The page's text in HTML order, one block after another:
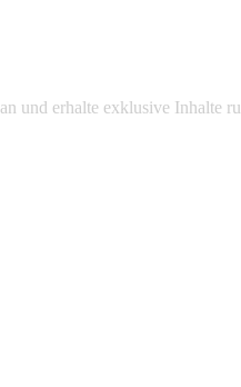
an und erhalte exklusive Inhalte